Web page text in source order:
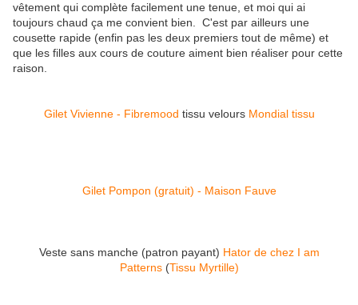
vêtement qui complète facilement une tenue, et moi qui ai
toujours chaud ça me convient bien. C'est par ailleurs une
cousette rapide (enfin pas les deux premiers tout de même) et
que les filles aux cours de couture aiment bien réaliser pour cette
raison.
Gilet Vivienne - Fibremood tissu velours Mondial tissu
Gilet Pompon (gratuit) - Maison Fauve
Veste sans manche (patron payant) Hator de chez I am
Patterns(Tissu Myrtille)